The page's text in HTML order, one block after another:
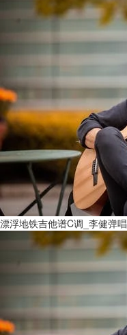
漂浮地铁吉他谱C调_李健弹